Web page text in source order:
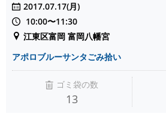
2017.07.17(月)
10:00〜11:30
江東区富岡 富岡八幡宮
アポロブルーサンタごみ拾い
ゴミ袋の数
13